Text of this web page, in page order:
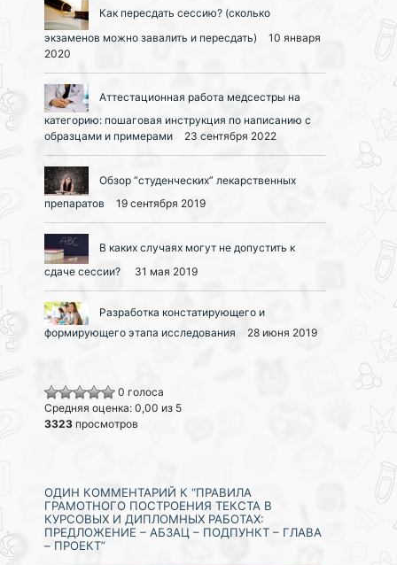
Как пересдать сессию? (сколько
экзаменов можно завалить и пересдать)
10 января
2020
Аттестационная работа медсестры на
категорию: пошаговая инструкция по написанию с
образцами и примерами
23 сентября 2022
Обзор “студенческих” лекарственных
препаратов
19 сентября 2019
В каких случаях могут не допустить к
сдаче сессии?
31 мая 2019
Разработка констатирующего и
формирующего этапа исследования
28 июня 2019
0 голоса
Средняя оценка: 0,00 из 5
3323 просмотров
ОДИН КОММЕНТАРИЙ К “ПРАВИЛА
ГРАМОТНОГО ПОСТРОЕНИЯ ТЕКСТА В
КУРСОВЫХ И ДИПЛОМНЫХ РАБОТАХ:
ПРЕДЛОЖЕНИЕ – АБЗАЦ – ПОДПУНКТ – ГЛАВА
– ПРОЕКТ”